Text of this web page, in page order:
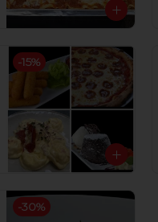
-15%
-30%